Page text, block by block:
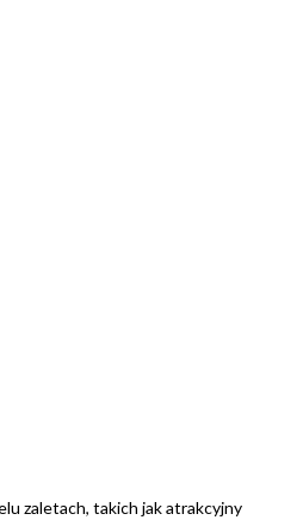
zaletach, takich jak atrakcyjny